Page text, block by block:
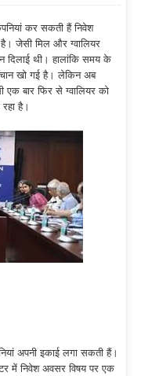
कर सकती हैं निवेश
है। जेसी मिल और ग्वालियर
दिलाई थी। हालांकि समय के
खो गई है। लेकिन अब
एक बार फिर से ग्वालियर को
है।
अपनी इकाई लगा सकती हैं।
में निवेश अवसर विषय पर एक